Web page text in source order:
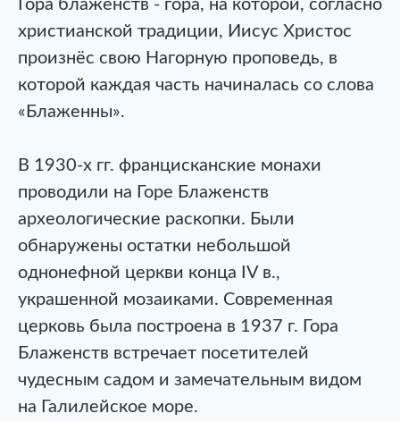
Гора блаженств - гора, на которой, согласно
христианской традиции, Иисус Христос
произнёс свою Нагорную проповедь, в
которой каждая часть начиналась со слова
«Блаженны».
В 1930-х гг. францисканские монахи
проводили на Горе Блаженств
археологические раскопки. Были
обнаружены остатки небольшой
однонефной церкви конца IV в.,
украшенной мозаиками. Современная
церковь была построена в 1937 г. Гора
Блаженств встречает посетителей
чудесным садом и замечательным видом
на Галилейское море.